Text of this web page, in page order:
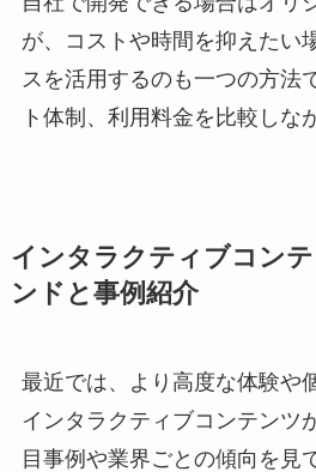
が、コストや時間を抑えたい
スを活用するのも一つの方法
ト体制、利用料金を比較しな
インタラクティブコン
ンドと事例紹介
最近では、より高度な体験や
インタラクティブコンテンツ
目事例や業界ごとの傾向を見